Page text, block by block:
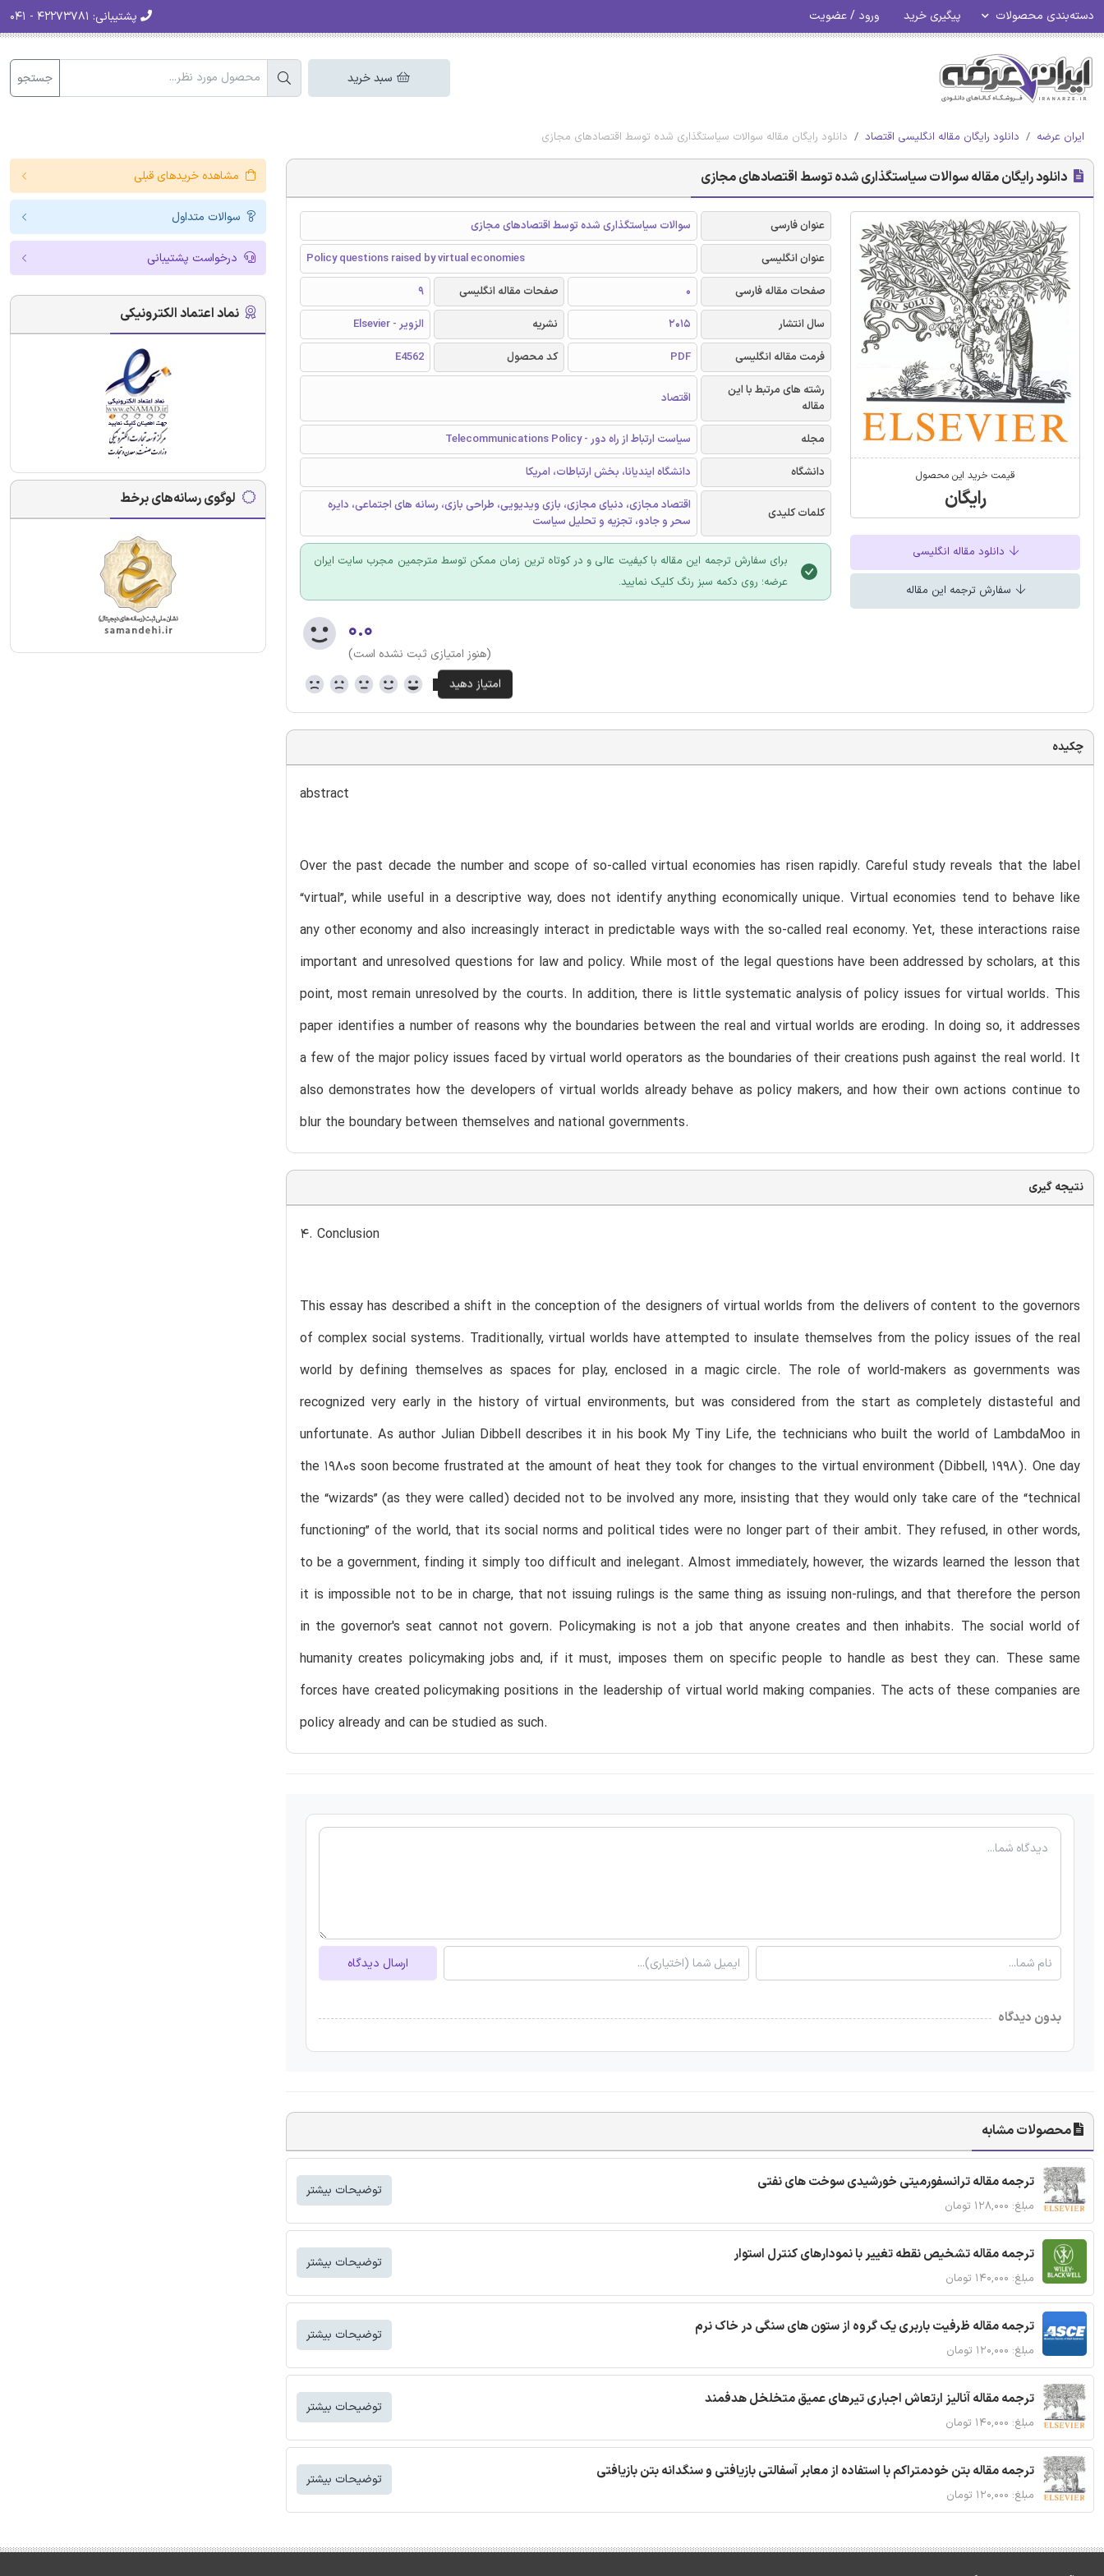
دسته‌بندی محصولات پیگیری خرید ورود / عضویت پشتیبانی:
سبد خرید جستجو
ایران عرضه دانلود رایگان مقاله انگلیسی اقتصاد دانلود رایگان مقاله سوالات سیاستگذاری شده توسط اقتصادهای مجازی
دانلود رایگان مقاله سوالات سیاستگذاری شده توسط اقتصادهای مجازی
قیمت خرید این محصول
رایگان
دانلود مقاله انگلیسی
سفارش ترجمه این مقاله
عنوان فارسی
سوالات سیاستگذاری شده توسط اقتصادهای مجازی
عنوان انگلیسی
Policy questions raised by virtual economies
صفحات مقاله فارسی
0 صفحات مقاله انگلیسی
9
سال انتشار
2015 نشریه
الزویر - Elsevier
فرمت مقاله انگلیسی
PDF کد محصول
E4562
رشته های مرتبط با این
مقاله
اقتصاد
مجله
سیاست ارتباط از راه دور - Telecommunications Policy
دانشگاه
دانشگاه ایندیانا، بخش ارتباطات، امریکا
کلمات کلیدی
اقتصاد مجازی، دنیای مجازی، بازی ویدیویی، طراحی بازی، رسانه های اجتماعی، دایره
سحر و جادو، تجزیه و تحلیل سیاست
برای سفارش ترجمه این مقاله با کیفیت عالی و در کوتاه ترین زمان ممکن توسط مترجمین مجرب سایت ایران
عرضه؛ روی دکمه سبز رنگ کلیک نمایید.
۰.۰
(هنوز امتیازی ثبت نشده است)
چکیده
abstract
Over the past decade the number and scope of so-called virtual economies has risen rapidly. Careful study reveals that the label
“virtual”, while useful in a descriptive way, does not identify anything economically unique. Virtual economies tend to behave like
any other economy and also increasingly interact in predictable ways with the so-called real economy. Yet, these interactions raise
important and unresolved questions for law and policy. While most of the legal questions have been addressed by scholars, at this
point, most remain unresolved by the courts. In addition, there is little systematic analysis of policy issues for virtual worlds. This
paper identifies a number of reasons why the boundaries between the real and virtual worlds are eroding. In doing so, it addresses
a few of the major policy issues faced by virtual world operators as the boundaries of their creations push against the real world. It
also demonstrates how the developers of virtual worlds already behave as policy makers, and how their own actions continue to
blur the boundary between themselves and national governments.
نتیجه گیری
4. Conclusion
This essay has described a shift in the conception of the designers of virtual worlds from the delivers of content to the governors
of complex social systems. Traditionally, virtual worlds have attempted to insulate themselves from the policy issues of the real
world by defining themselves as spaces for play, enclosed in a magic circle. The role of world-makers as governments was
recognized very early in the history of virtual environments, but was considered from the start as completely distasteful and
unfortunate. As author Julian Dibbell describes it in his book My Tiny Life, the technicians who built the world of LambdaMoo in
the 1980s soon become frustrated at the amount of heat they took for changes to the virtual environment (Dibbell, 1998). One day
the “wizards” (as they were called) decided not to be involved any more, insisting that they would only take care of the “technical
functioning” of the world, that its social norms and political tides were no longer part of their ambit. They refused, in other words,
to be a government, finding it simply too difficult and inelegant. Almost immediately, however, the wizards learned the lesson that
it is impossible not to be in charge, that not issuing rulings is the same thing as issuing non-rulings, and that therefore the person
in the governor's seat cannot not govern. Policymaking is not a job that anyone creates and then inhabits. The social world of
humanity creates policymaking jobs and, if it must, imposes them on specific people to handle as best they can. These same
forces have created policymaking positions in the leadership of virtual world making companies. The acts of these companies are
policy already and can be studied as such.
ارسال دیدگاه
بدون دیدگاه
محصولات مشابه
ترجمه مقاله ترانسفورمیتی خورشیدی سوخت های نفتی
مبلغ: ۱۲۸,۰۰۰ تومان
توضیحات بیشتر
ترجمه مقاله تشخیص نقطه تغییر با نمودارهای کنترل استوار
مبلغ: ۱۴۰,۰۰۰ تومان
توضیحات بیشتر
ترجمه مقاله ظرفیت باربری یک گروه از ستون های سنگی در خاک نرم
مبلغ: ۱۲۰,۰۰۰ تومان
توضیحات بیشتر
ترجمه مقاله آنالیز ارتعاش اجباری تیرهای عمیق متخلخل هدفمند
مبلغ: ۱۴۰,۰۰۰ تومان
توضیحات بیشتر
ترجمه مقاله بتن خودمتراکم با استفاده از معابر آسفالتی بازیافتی و سنگدانه بتن بازیافتی
مبلغ: ۱۲۰,۰۰۰ تومان
توضیحات بیشتر
مشاهده خریدهای قبلی
سوالات متداول
درخواست پشتیبانی
نماد اعتماد الکترونیکی
لوگوی رسانه‌های برخط